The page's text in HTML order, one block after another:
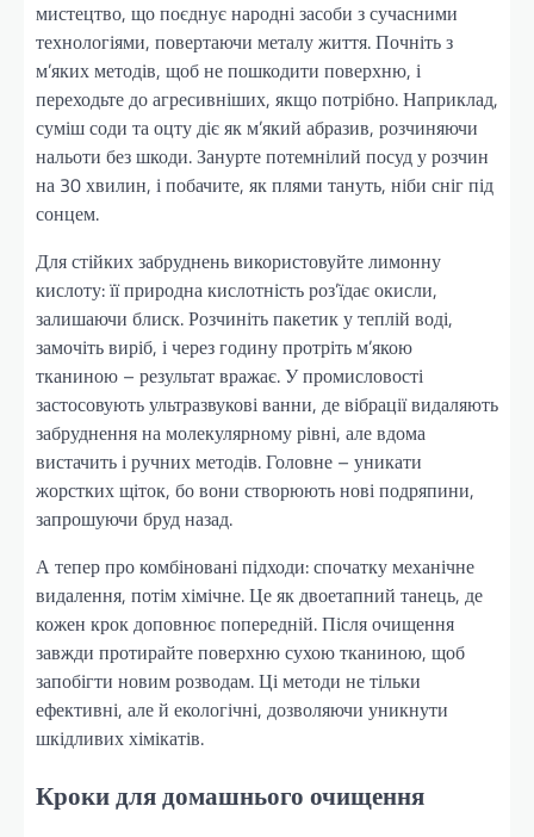
мистецтво, що поєднує народні засоби з сучасними
технологіями, повертаючи металу життя. Почніть з
м’яких методів, щоб не пошкодити поверхню, і
переходьте до агресивніших, якщо потрібно. Наприклад,
суміш соди та оцту діє як м’який абразив, розчиняючи
нальоти без шкоди. Занурте потемнілий посуд у розчин
на 30 хвилин, і побачите, як плями тануть, ніби сніг під
сонцем.
Для стійких забруднень використовуйте лимонну
кислоту: її природна кислотність роз’їдає окисли,
залишаючи блиск. Розчиніть пакетик у теплій воді,
замочіть виріб, і через годину протріть м’якою
тканиною – результат вражає. У промисловості
застосовують ультразвукові ванни, де вібрації видаляють
забруднення на молекулярному рівні, але вдома
вистачить і ручних методів. Головне – уникати
жорстких щіток, бо вони створюють нові подряпини,
запрошуючи бруд назад.
А тепер про комбіновані підходи: спочатку механічне
видалення, потім хімічне. Це як двоетапний танець, де
кожен крок доповнює попередній. Після очищення
завжди протирайте поверхню сухою тканиною, щоб
запобігти новим розводам. Ці методи не тільки
ефективні, але й екологічні, дозволяючи уникнути
шкідливих хімікатів.
Кроки для домашнього очищення